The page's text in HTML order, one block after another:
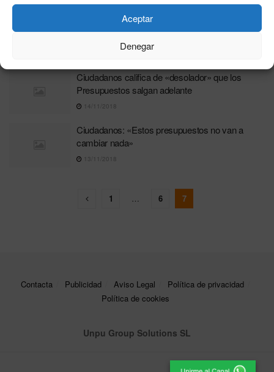
Aceptar
Denegar
Ciudadanos se interesa por el futuro uso de los
Ciudadanos califica de «desolador» que los
Presupuestos salgan adelante
14/11/2018
Ciudadanos: «Estos presupuestos no van a
cambiar nada»
13/11/2018
1 6 7
Contacta Publicidad Aviso Legal
Política de privacidad
Política de cookies
Unpu Group Solutions SL